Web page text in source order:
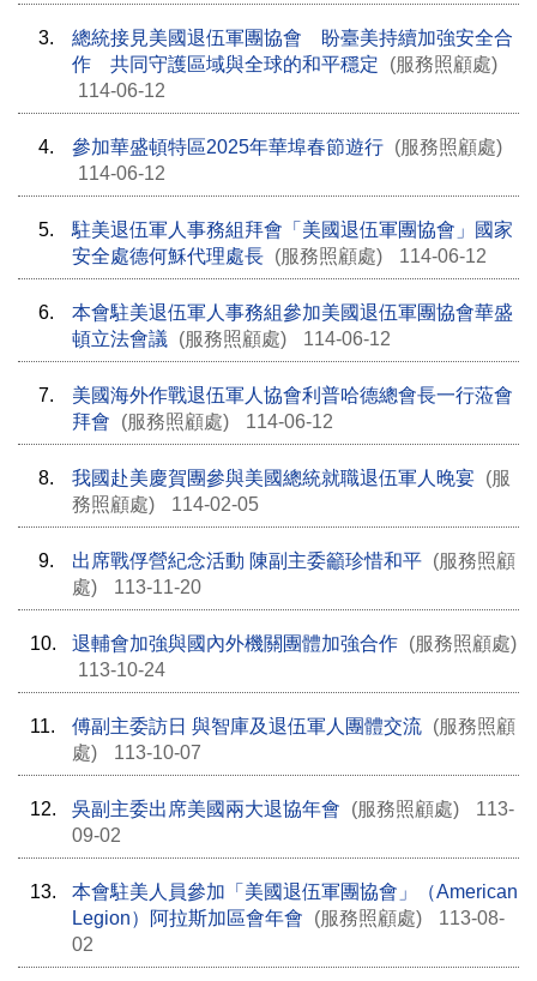
3.
總統接見美國退伍軍團協會 盼臺美持續加強安全合
作 共同守護區域與全球的和平穩定
(服務照顧處)
114-06-12
4. 參加華盛頓特區2025年華埠春節遊行 (服務照顧處)
114-06-12
5.
駐美退伍軍人事務組拜會「美國退伍軍團協會」國家
安全處德何穌代理處長 (服務照顧處) 114-06-12
6.
本會駐美退伍軍人事務組參加美國退伍軍團協會華盛
頓立法會議
(服務照顧處) 114-06-12
7.
美國海外作戰退伍軍人協會利普哈德總會長一行蒞會
拜會
(服務照顧處) 114-06-12
8. 我國赴美慶賀團參與美國總統就職退伍軍人晚宴 (服
務照顧處)
114-02-05
9. 出席戰俘營紀念活動 陳副主委籲珍惜和平 (服務照顧
處)
113-11-20
10. 退輔會加強與國內外機關團體加強合作 (服務照顧處)
113-10-24
11. 傅副主委訪日 與智庫及退伍軍人團體交流 (服務照顧
處)
113-10-07
12. 吳副主委出席美國兩大退協年會 (服務照顧處)
113-
09-02
13.
本會駐美人員參加「美國退伍軍團協會」（American
Legion）阿拉斯加區會年會
(服務照顧處)
113-08-
02